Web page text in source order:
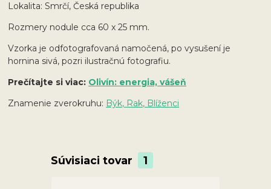
Lokalita: Smrčí, Česká republika
Rozmery nodule cca 60 x 25 mm.
Vzorka je odfotografovaná namočená, po vysušení je
hornina sivá, pozri ilustračnú fotografiu.
Prečítajte si viac: Olivín: energia, vášeň
Znamenie zverokruhu: Býk, Rak, Blíženci
Súvisiaci tovar 1